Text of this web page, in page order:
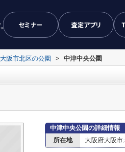
セミナー 査定アプリ
大阪市北区の公園 > 中津中央公園
中津中央公園の詳細情報
所在地
大阪府大阪